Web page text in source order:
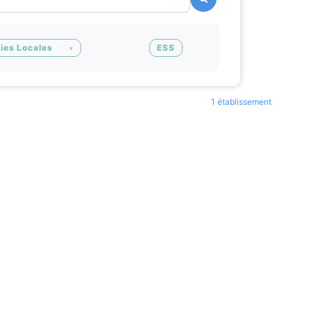
Locales ESS
1 établissement